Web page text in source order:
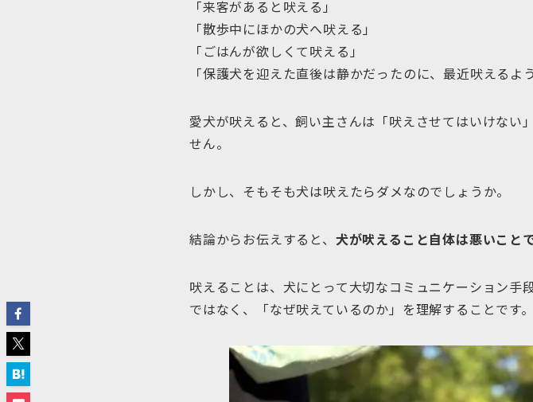
「来客があると吠える」
「散歩中にほかの犬へ吠える」
「ごはんが欲しくて吠える」
「保護犬を迎えた直後は静かだったのに、最近吠えるよ
愛犬が吠えると、飼い主さんは「吠えさせてはいけな
せん。
しかし、そもそも犬は吠えたらダメなのでしょうか。
結論からお伝えすると、 犬が吠えること自体は悪いこと
吠えることは、犬にとって大切なコミュニケーション手
ではなく、「なぜ吠えているのか」を理解することです。